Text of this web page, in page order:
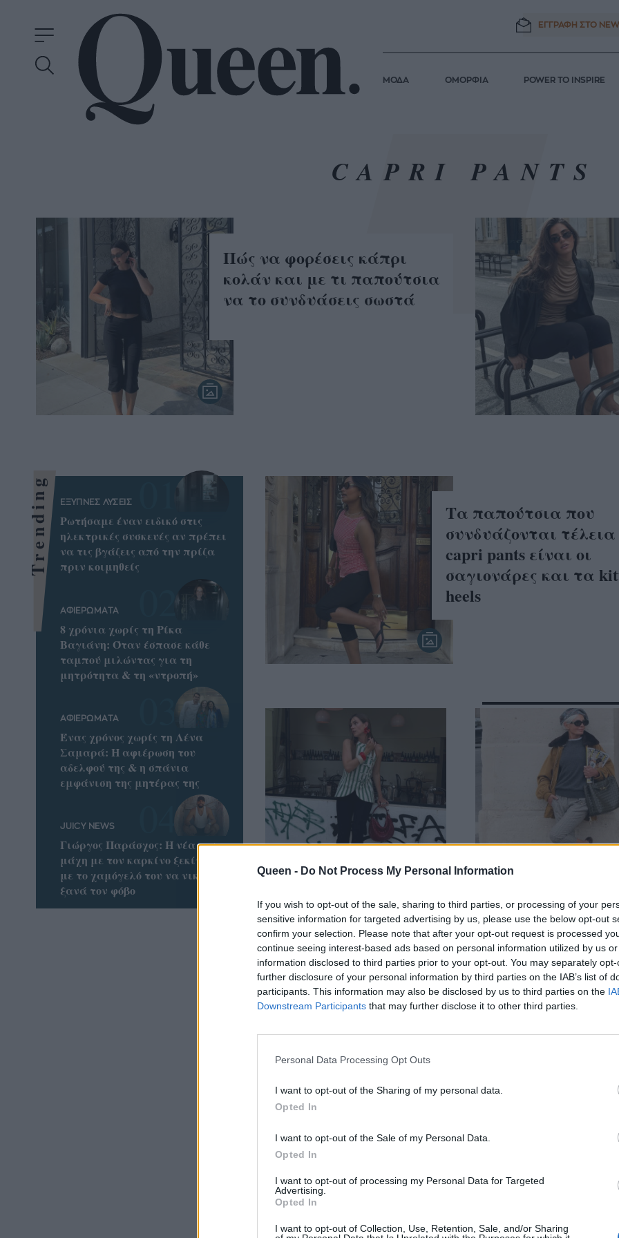
Queen - Do Not Process My Personal Information
If you wish to opt-out of the sale, sharing to third parties, or processing of your
sensitive information for targeted advertising by us, please use the below opt-out
confirm your selection. Please note that after your opt-out request is processed
continue seeing interest-based ads based on personal information utilized by us
information disclosed to third parties prior to your opt-out. You may separately
further disclosure of your personal information by third parties on the IAB’s list of
participants. This information may also be disclosed by us to third parties on the
Downstream Participants that may further disclose it to other third parties.
Personal Data Processing Opt Outs
I want to opt-out of the Sharing of my personal data.
Opted In
I want to opt-out of the Sale of my Personal Data.
Opted In
I want to opt-out of processing my Personal Data for Targeted
Advertising.
Opted In
I want to opt-out of Collection, Use, Retention, Sale, and/or Sharing
ΕΓΓΡΑΦΗ ΣΤΟ
ΜΟΔΑ ΟΜΟΡΦΙΑ POWER TO INSPIRE
CAPRI PANTS
Πώς να φορέσεις κάπρι
κολάν και με τι παπούτσια
να το συνδυάσεις σωστά
Τα παπούτσια που
συνδυάζονται
capri pants είναι οι
σαγιονάρες και τα
heels
3 looks που θα σε πείσουν να
φορέσεις και εσύ capri pants
με τον πιο stylish τρόπο
Φυσικά και μπορείς
φορέσεις capri pants
χειμώνα - 4 τρόποι
συνδυάσεις τώρα
Capri:Η τάση στα
παντελόνια των 90s
επιστρέφουν και
Trending ΕΞΥΠΝΕΣ ΛΥΣΕΙΣ
Ρωτήσαμε έναν ειδικό στις
ηλεκτρικές συσκευές αν πρέπει
να τις βγάζεις από την πρίζα
πριν κοιμηθείς
ΑΦΙΕΡΩΜΑΤΑ
8 χρόνια χωρίς τη Ρίκα
Βαγιάνη: Όταν έσπασε κάθε
ταμπού μιλώντας για τη
μητρότητα & τη «ντροπή»
ΑΦΙΕΡΩΜΑΤΑ
Ένας χρόνος χωρίς τη Λένα
Σαμαρά: Η αφιέρωση του
αδελφού της & η σπάνια
εμφάνιση της μητέρας της
JUICY NEWS
Γιώργος Παράσχος: Η νέα του
μάχη με τον καρκίνο ξεκίνησε
με το χαμόγελό του να νικά
ξανά τον φόβο